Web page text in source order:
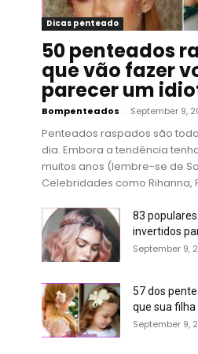
Dicas penteado
50 penteados
que vão fazer
parecer um
Bompenteados - September 9,
Penteados raspados são
dia. Embora a tendência
muitos anos (lembre-se de
Celebridades como Rihanna,
83
invertidos
September 9,
57 dos
que sua
September 9,